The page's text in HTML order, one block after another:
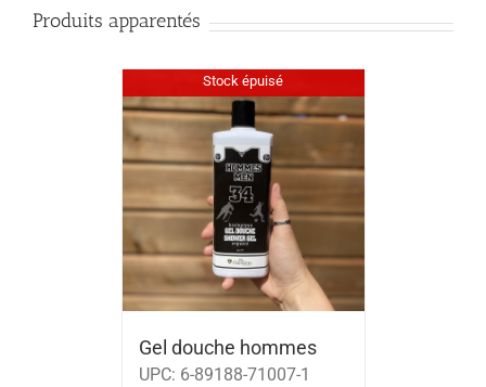
Produits apparentés
Stock épuisé
Gel douche hommes
UPC: 6-89188-71007-1